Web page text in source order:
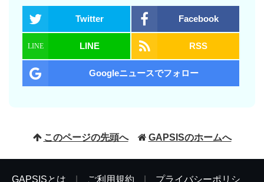
Twitter Facebook
LINE RSS
Googleニュースでフォロー
このページの先頭へ GAPSISのホームへ
GAPSISとは ご利用規約 プライバシーポリシ